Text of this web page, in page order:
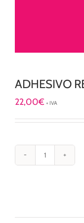
ADHESIVO
22,00€ + IVA
ADHESIVO
REMOVIBLE